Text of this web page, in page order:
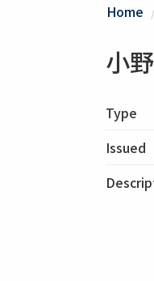
Home
小
Type
Issued